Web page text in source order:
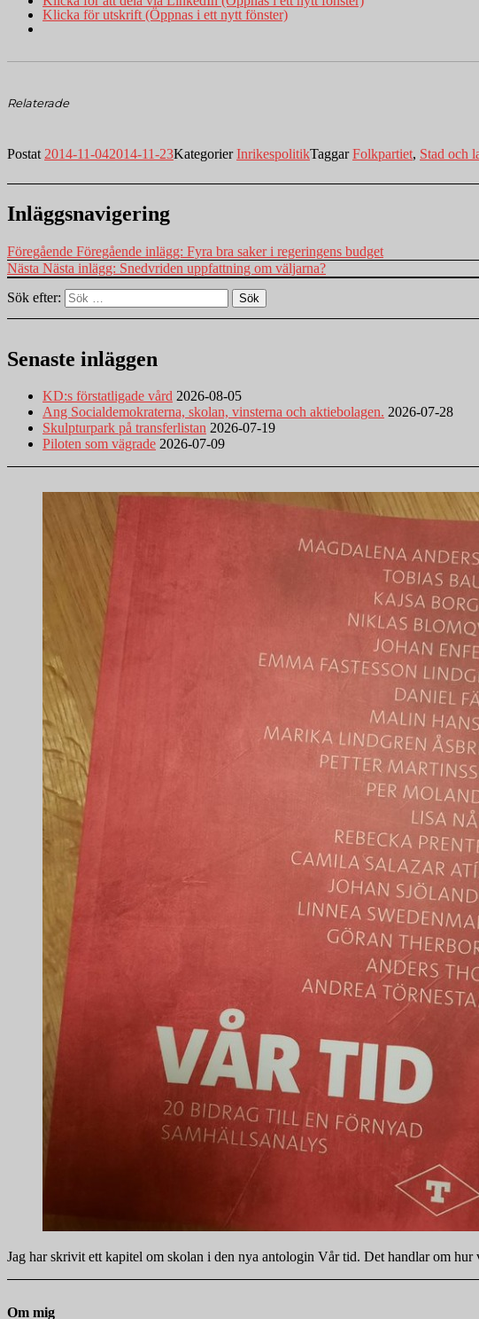
Klicka för utskrift (Öppnas i ett nytt fönster)
Relaterade
Postat 2014-11-042014-11-23KategorierInrikespolitikTaggarFolkpartiet, Stad och
Inläggsnavigering
Föregående Föregående inlägg: Fyra bra saker i regeringens budget
Nästa Nästa inlägg: Snedvriden uppfattning om väljarna?
Sök efter:
Sök
Senaste inläggen
KD:s förstatligade vård 2026-08-05
Ang Socialdemokraterna, skolan, vinsterna och aktiebolagen. 2026-07-28
Skulpturpark på transferlistan 2026-07-19
Piloten som vägrade 2026-07-09
Jag har skrivit ett kapitel om skolan i den nya antologin Vår tid. Det handlar om
Om mig